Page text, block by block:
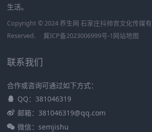
生活。
Copyright © 2024 养生网 石家庄抖帅宫文化传媒
Reserved.
冀ICP备2023006999号-1网站地图
联系我们
合作或咨询可通过如下方式：
QQ：381046319
邮箱：381046319@qq.com
微信：semjishu